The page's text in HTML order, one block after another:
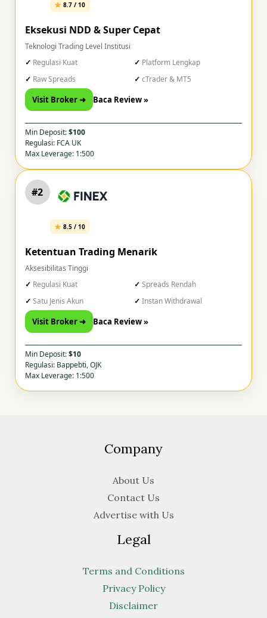
8.7 / 10
Eksekusi NDD & Super Cepat
Teknologi Trading Level Institusi
Regulasi Kuat
Platform Lengkap
Raw Spreads
cTrader & MT5
Visit Broker ➜ Baca Review »
Min Deposit:$100
Regulasi: FCA UK
Max Leverage: 1:500
#2
8.5 / 10
Ketentuan Trading Menarik
Aksesibilitas Tinggi
Regulasi Kuat
Spreads Rendah
Satu Jenis Akun
Instan Withdrawal
Visit Broker ➜ Baca Review »
Min Deposit:$10
Regulasi: Bappebti, OJK
Max Leverage: 1:500
Company
About Us
Contact Us
Advertise with Us
Legal
Terms and Conditions
Privacy Policy
Disclaimer